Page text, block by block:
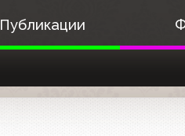
Публикации